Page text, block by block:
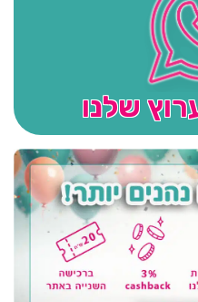
שלנו